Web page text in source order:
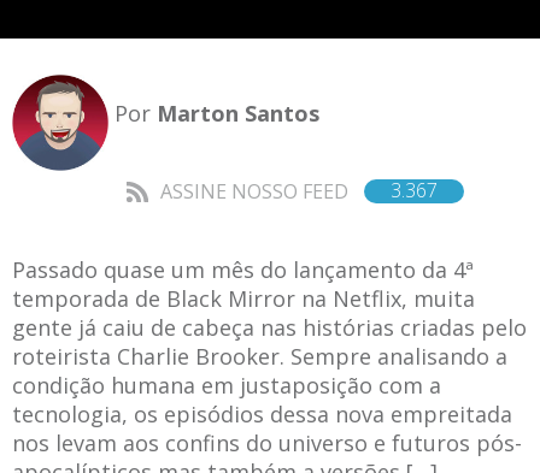
Por Marton Santos
ASSINE NOSSO FEED 3.367
Passado quase um mês do lançamento da 4ª
temporada de Black Mirror na Netflix, muita
gente já caiu de cabeça nas histórias criadas pelo
roteirista Charlie Brooker. Sempre analisando a
condição humana em justaposição com a
tecnologia, os episódios dessa nova empreitada
nos levam aos confins do universo e futuros pós-